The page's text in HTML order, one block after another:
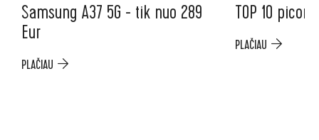
Samsung A37 5G - tik nuo 289
Eur
PLAČIAU
TOP 10
PLAČIAU